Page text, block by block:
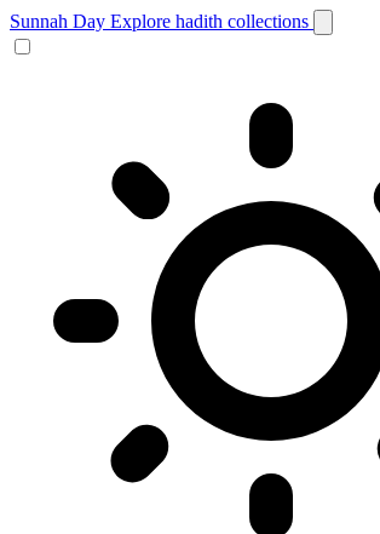
Sunnah Day Explore hadith collections